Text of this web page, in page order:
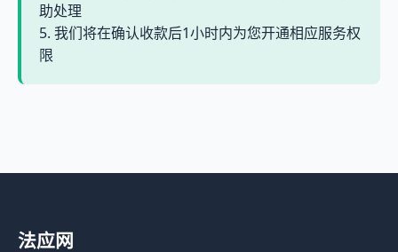
助处理
5. 我们将在确认收款后1小时内为您开通相应服务权
限
法应网